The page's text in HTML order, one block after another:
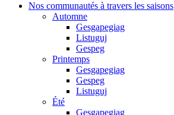
Nos communautés à travers les saisons
Automne
Gesgapegiag
Listuguj
Gespeg
Printemps
Gesgapegiag
Gespeg
Listuguj
Été
Gesgapegiag